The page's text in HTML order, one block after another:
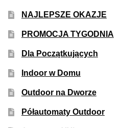
TOP 10 Auto
TOP 10 Outdoor
Producenci Nasion
NAJLEPSZE OKAZJE
PROMOCJA TYGODNIA
Dla Początkujących
Indoor w Domu
Outdoor na Dworze
Półautomaty Outdoor